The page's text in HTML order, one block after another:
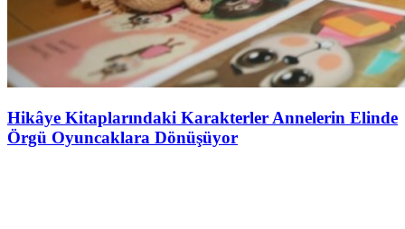
Hikâye Kitaplarındaki Karakterler Annelerin Elinde
Örgü Oyuncaklara Dönüşüyor